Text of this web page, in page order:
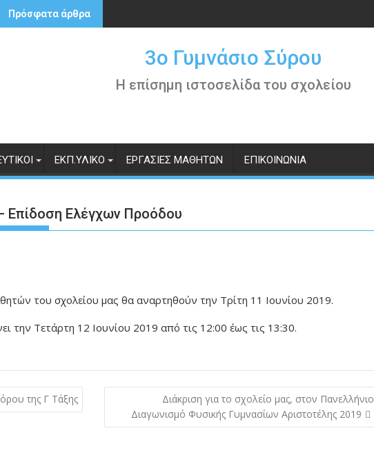
Πρόσφατα άρθρα
3ο Γυμνάσιο Σύρου
Η επίσημη ιστοσελίδα του σχολείου
ΕΚΠ.ΥΛΙΚΌ ΕΡΓΑΣΊΕΣ ΜΑΘΗΤΏΝ ΕΠΙΚΟΙΝΩΝΊΑ
Επίδοση Ελέγχων Προόδου
του σχολείου μας θα αναρτηθούν την Τρίτη 11 Ιουνίου 2019.
την Τετάρτη 12 Ιουνίου 2019 από τις 12:00 έως τις 13:30.
της Γ Τάξης
Διάκριση για το σχολείο μας, στον Πανελλήνιο
Διαγωνισμό Φυσικής Γυμνασίων Αριστοτέλης 2019